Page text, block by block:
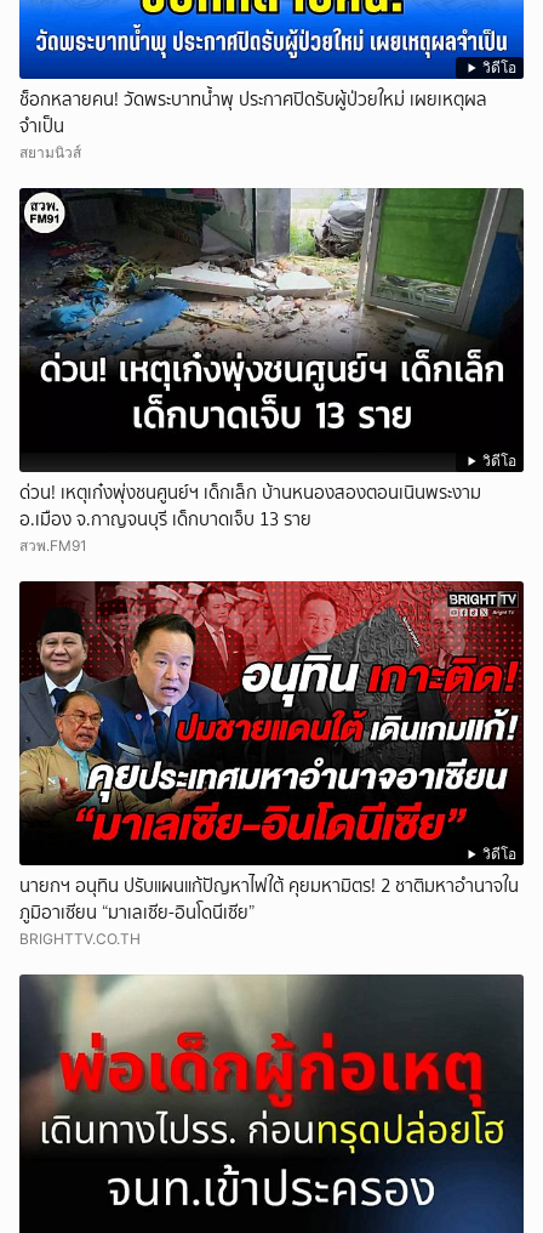
วิดีโอ
ช็อกหลายคน! วัดพระบาทน้ำพุ ประกาศปิดรับผู้ป่วยใหม่ เผยเหตุผล
จำเป็น
สยามนิวส์
วิดีโอ
ด่วน! เหตุเก๋งพุ่งชนศูนย์ฯ เด็กเล็ก บ้านหนองสองตอนเนินพระงาม
อ.เมือง จ.กาญจนบุรี เด็กบาดเจ็บ 13 ราย
สวพ.FM91
วิดีโอ
นายกฯ อนุทิน ปรับแผนแก้ปัญหาไฟใต้ คุยมหามิตร! 2 ชาติมหาอำนาจใน
ภูมิอาเซียน “มาเลเซีย-อินโดนีเซีย”
BRIGHTTV.CO.TH